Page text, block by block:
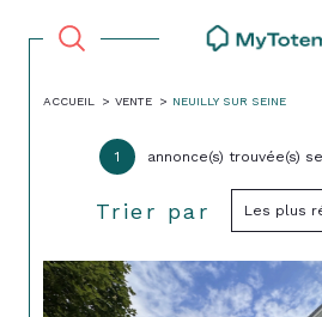
ACCUEIL VENTE NEUILLY SUR SEINE
1 annonce(s) trouvée(s)
Trier par Les plus